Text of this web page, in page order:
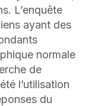
L’enquête
ayant des
normale
de
l’utilisation
du